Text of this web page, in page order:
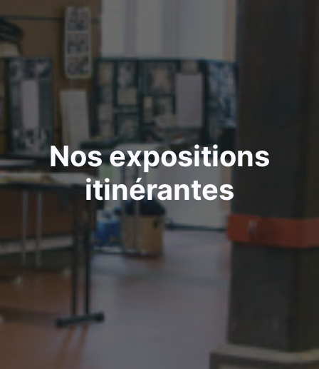
Nos expositions
itinérantes